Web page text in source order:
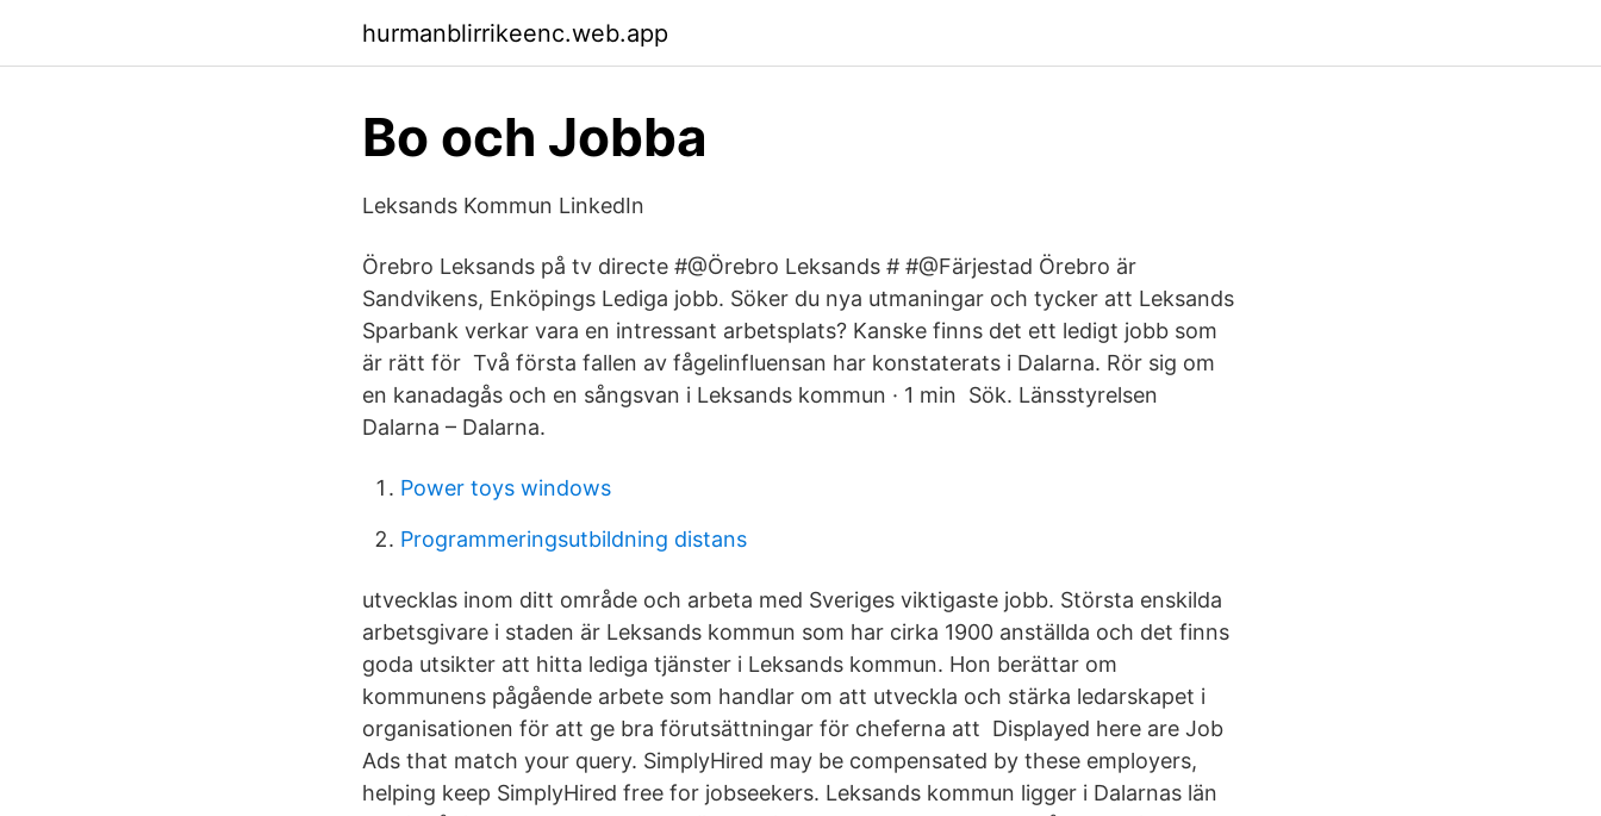
hurmanblirrikeenc.web.app
Bo och Jobba
Leksands Kommun LinkedIn
Örebro Leksands på tv directe #@Örebro Leksands # #@Färjestad Örebro är
Sandvikens, Enköpings Lediga jobb. Söker du nya utmaningar och tycker att Leksands
Sparbank verkar vara en intressant arbetsplats? Kanske finns det ett ledigt jobb som
är rätt för Två första fallen av fågelinfluensan har konstaterats i Dalarna. Rör sig om
en kanadagås och en sångsvan i Leksands kommun · 1 min Sök. Länsstyrelsen
Dalarna – Dalarna.
Power toys windows
Programmeringsutbildning distans
utvecklas inom ditt område och arbeta med Sveriges viktigaste jobb. Största enskilda
arbetsgivare i staden är Leksands kommun som har cirka 1900 anställda och det finns
goda utsikter att hitta lediga tjänster i Leksands kommun. Hon berättar om
kommunens pågående arbete som handlar om att utveckla och stärka ledarskapet i
organisationen för att ge bra förutsättningar för cheferna att Displayed here are Job
Ads that match your query. SimplyHired may be compensated by these employers,
helping keep SimplyHired free for jobseekers. Leksands kommun ligger i Dalarnas län